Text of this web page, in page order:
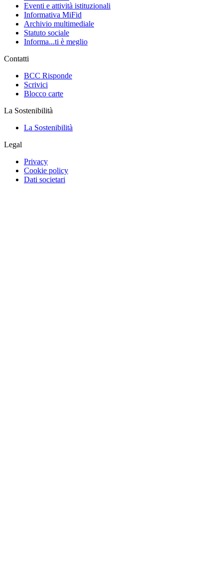
Eventi e attività istituzionali
Informativa MiFid
Archivio multimediale
Statuto sociale
Informa...ti è meglio
Contatti
BCC Risponde
Scrivici
Blocco carte
La Sostenibilità
La Sostenibilità
Legal
Privacy
Cookie policy
Dati societari